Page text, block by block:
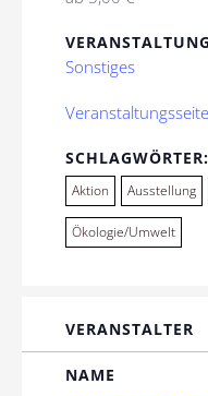
Sonstiges
Veranstaltungsseite
SCHLAGWÖRTER:
Aktion Ausstellung
Ökologie/Umwelt
VERANSTALTER
NAME